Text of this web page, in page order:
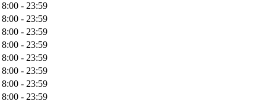
8:00 - 23:59
8:00 - 23:59
8:00 - 23:59
8:00 - 23:59
8:00 - 23:59
8:00 - 23:59
8:00 - 23:59
8:00 - 23:59